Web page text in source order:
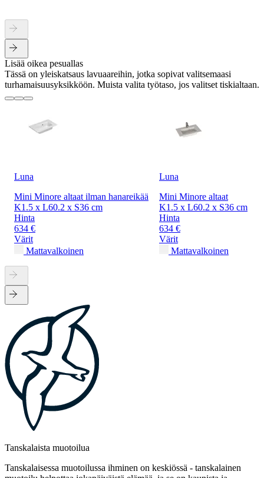
Lisää oikea pesuallas
Tässä on yleiskatsaus lavuaareihin, jotka sopivat valitsemaasi
turhamaisuusyksikköön. Muista valita työtaso, jos valitset tiskialtaan.
Luna
Mini Minore altaat ilman hanareikää
K1.5 x L60.2 x S36 cm
Hinta
634 €
Värit
Mattavalkoinen
Luna
Mini Minore altaat
K1.5 x L60.2 x S36 cm
Hinta
634 €
Värit
Mattavalkoinen
Tanskalaista muotoilua
Tanskalaisessa muotoilussa ihminen on keskiössä - tanskalainen